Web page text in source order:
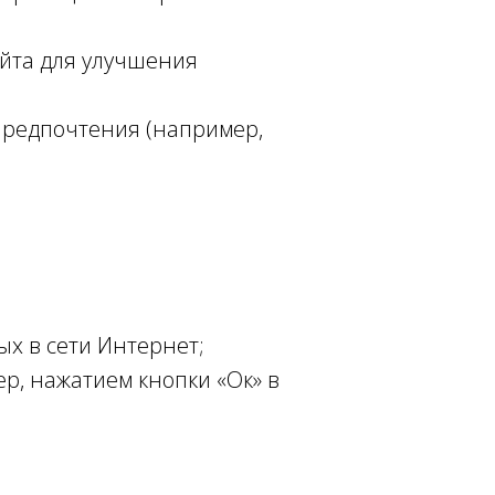
для улучшения
(например,
в сети Интернет;
нажатием кнопки «Ок» в